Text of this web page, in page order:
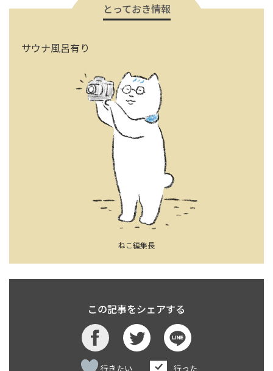
サウナ風呂有り
ねこ編集長
とっておき情報
この記事をシェアする
行きたい 行った